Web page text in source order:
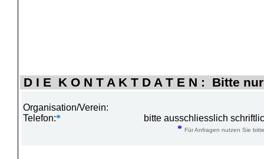
D I E K O N T A K T D A T E N : Bitte
Organisation/Verein:
Telefon:*
bitte ausschliesslich
* Für Anfragen nutzen Sie